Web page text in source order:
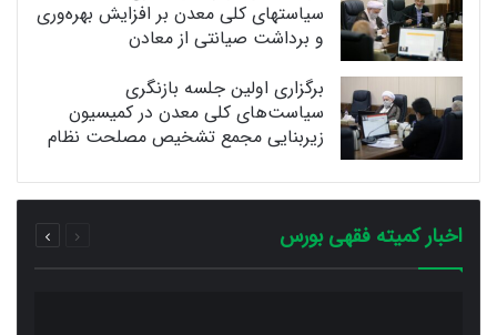
سیاستهای کلی معدن بر افزایش بهره‌وری
و برداشت صیانتی از معادن
برگزاری اولین جلسه بازنگری
سیاست‌های کلی معدن در کمیسیون
زیربنایی مجمع تشخیص مصلحت نظام
اخبار کمیته فقهی بورس
صفحه